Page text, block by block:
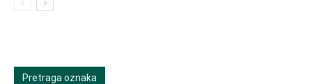
Pretraga oznaka